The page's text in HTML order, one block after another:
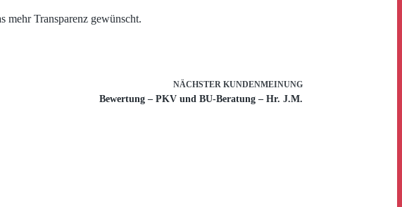
Transparenz gewünscht.
NÄCHSTER KUNDENMEINUNG
Bewertung – PKV und BU-Beratung – Hr. J.M.